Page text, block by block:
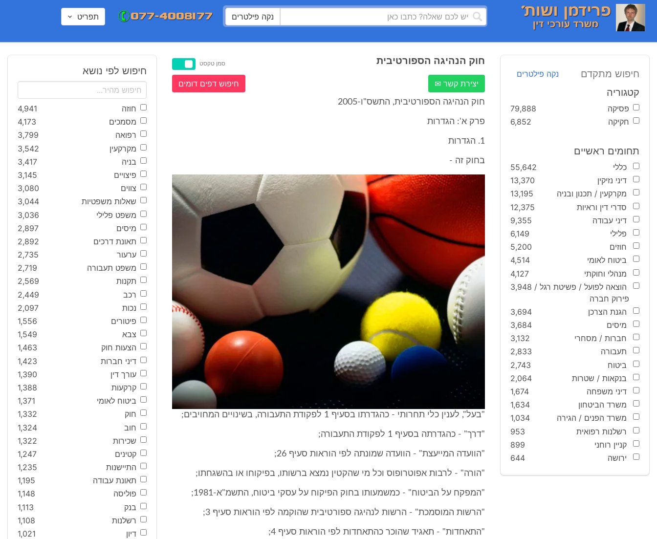
נקה פילטרים תפריט
חיפוש מתקדם נקה פילטרים
קטגוריה
פסיקה
79,888
חקיקה
6,852
תחומים ראשיים
כללי
55,642
דיני נזיקין
13,370
מקרקעין / תכנון ובניה
13,195
סדרי דין וראיות
12,375
דיני עבודה
9,355
פלילי
6,149
חוזים
5,200
ביטוח לאומי
4,514
מנהלי וחוקתי
4,127
הוצאה לפועל / פשיטת רגל /
פירוק חברה
3,948
הגנת הצרכן
3,694
מיסים
3,684
חברות / מסחרי
3,132
תעבורה
2,833
ביטוח
2,743
בנקאות / שטרות
2,064
דיני משפחה
1,674
משרד הביטחון
1,634
משרד הפנים / הגירה
1,034
רשלנות רפואית
953
קניין רוחני
899
ירושה
644
חוק הנהיגה הספורטיבית סמן טקסט
יצירת קשר ✉ חיפוש דפים דומים
חוק הנהיגה הספורטיבית, התשס"ו-2005
פרק א': הגדרות
1. הגדרות
בחוק זה -
"בעל", לענין כלי תחרותי - כהגדרתו בסעיף 1 לפקודת התעבורה, בשינויים המחויבים;
"דרך" - כהגדרתה בסעיף 1 לפקודת התעבורה;
"הוועדה המייעצת" - הוועדה שמונתה לפי הוראות סעיף 26;
"הורה" - לרבות אפוטרופוס וכל מי שהקטין נמצא ברשותו, בפיקוחו או בהשגחתו;
"המפקח על הביטוח" - כמשמעותו בחוק הפיקוח על עסקי ביטוח, התשמ"א-1981;
"הרשות המוסמכת" - הרשות לנהיגה ספורטיבית שהוקמה לפי הוראות סעיף 3;
"התאחדות" - תאגיד שהוכר כהתאחדות לפי הוראות סעיף 4;
חיפוש לפי נושא
חוזה
4,941
מסמכים
4,173
רפואה
3,799
מקרקעין
3,542
בניה
3,417
פיצויים
3,145
צווים
3,080
שאלות משפטיות
3,044
משפט פלילי
3,036
מיסים
2,897
תאונת דרכים
2,892
ערעור
2,735
משפט תעבורה
2,719
תקנות
2,569
רכב
2,449
נכות
2,097
פיטורים
1,556
צבא
1,549
הצעות חוק
1,463
דיני חברות
1,423
עורך דין
1,390
קרקעות
1,388
ביטוח לאומי
1,371
חוק
1,332
חוב
1,324
שכירות
1,322
קטינים
1,247
התיישנות
1,235
תאונת עבודה
1,195
פוליסה
1,148
בנק
1,113
רשלנות
1,108
דיון
1,021